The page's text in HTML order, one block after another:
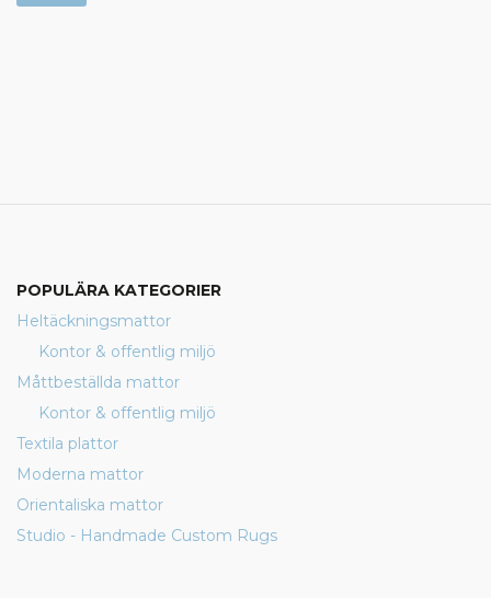
POPULÄRA KATEGORIER
Heltäckningsmattor
Kontor & offentlig miljö
Måttbeställda mattor
Kontor & offentlig miljö
Textila plattor
Moderna mattor
Orientaliska mattor
Studio - Handmade Custom Rugs